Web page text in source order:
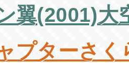
翼(2001)大
プターさく